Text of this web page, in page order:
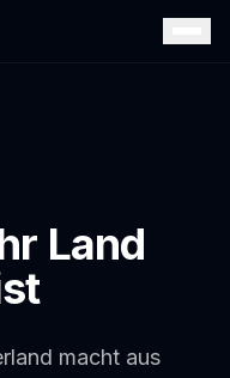
Land
macht aus